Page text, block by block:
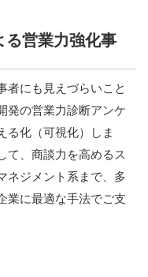
る営業力強化事
者にも見えづらいこと
発の営業力診断アンケ
る化（可視化）しま
て、商談力を高めるス
ネジメント系まで、多
業に最適な手法でご支
る化